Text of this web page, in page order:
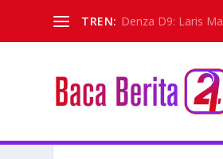
TREN: Denza D9: Laris